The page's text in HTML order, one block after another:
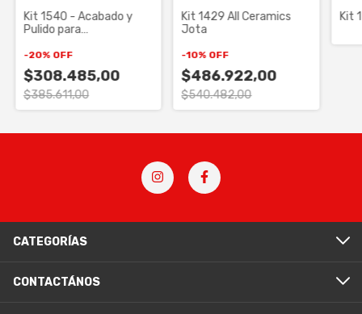
Kit 1540 - Acabado y
Pulido para
Impresas en 3D - JOTA
-20% OFF
$308.485,00
$385.611,00
Kit 1429 All Ceramics
Jota
-10% OFF
$486.922,00
$540.482,00
Kit
CATEGORÍAS
CONTACTÁNOS